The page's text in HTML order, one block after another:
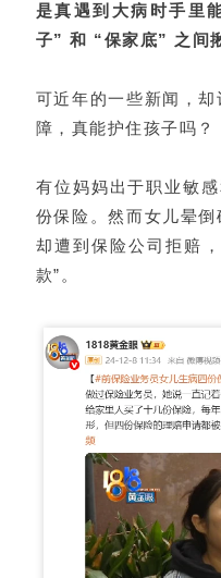
是真遇到大病时手
子” 和 “保家底” 之间
可近年的一些新闻，
障，真能护住孩子吗？
有位妈妈出于职业敏
份保险。然而女儿晕
却遭到保险公司拒赔
款”。